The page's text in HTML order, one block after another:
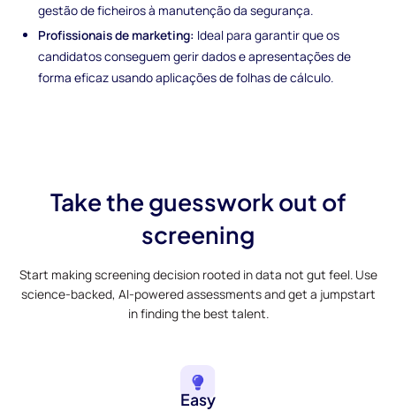
gestão de ficheiros à manutenção da segurança.
Profissionais de marketing: Ideal para garantir que os
candidatos conseguem gerir dados e apresentações de
forma eficaz usando aplicações de folhas de cálculo.
Take the guesswork out of
screening
Start making screening decision rooted in data not gut feel. Use
science-backed, AI-powered assessments and get a jumpstart
in finding the best talent.
Easy